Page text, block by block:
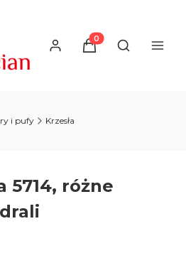
Produkty w
Otwórz
i pufy Krzesła
5714, różne